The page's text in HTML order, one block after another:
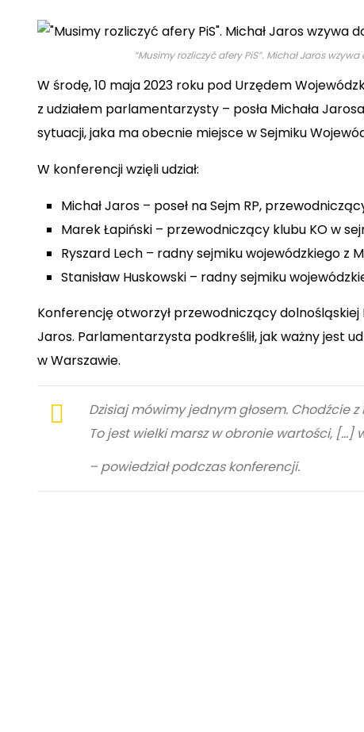
Lifestyle
“Musimy rozliczyć afery PiS”. Michał Jaros
W środę, 10 maja 2023 roku pod Urzędem
z udziałem parlamentarzysty – posła Michała
sytuacji, jaka ma obecnie miejsce w Sejmiku
W konferencji wzięli udział:
Michał Jaros – poseł na Sejm RP,
Marek Łapiński – przewodniczący klubu KO w
Ryszard Lech – radny sejmiku wojewódzkiego z
Stanisław Huskowski – radny sejmiku
Konferencję otworzył przewodniczący dolnośląskiej
Jaros. Parlamentarzysta podkreślił, jak ważny jest
w Warszawie.
Dzisiaj mówimy jednym głosem. Chodźcie
To jest wielki marsz w obronie wartości, […]
– powiedział podczas konferencji.